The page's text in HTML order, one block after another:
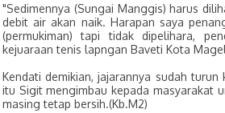
"Sedimennya (Sungai Manggis) harus
debit air akan naik. Harapan saya
(permukiman) tapi tidak dipelihara,
kejuaraan tenis lapngan Baveti Kota
Kendati demikian, jajarannya sudah
itu Sigit mengimbau kepada masyarakat
masing tetap bersih.(Kb.M2)